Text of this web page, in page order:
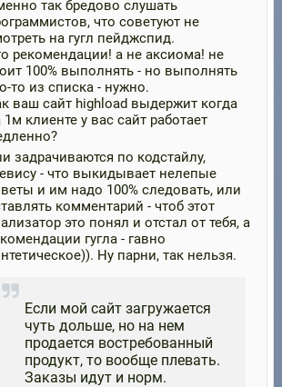
так бредово слушать
что советуют не
на гугл пейджспид.
рекомендации! а не аксиома! не
100% выполнять - но выполнять
то из списка - нужно.
ваш сайт highload выдержит когда
1м клиенте у вас сайт работает
задрачиваются по кодстайлу,
- что выкидывает нелепые
и им надо 100% следовать, или
комментарий - чтоб этот
это понял и отстал от тебя, а
гугла - гавно
Ну парни, так нельзя.
Если мой сайт загружается
чуть дольше, но на нем
продается востребованный
продукт, то вообще плевать.
Заказы идут и норм.